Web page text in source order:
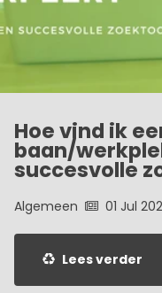
Hoe vind ik
baan/
succesvolle
Algemeen 01 Jul
Lees verder